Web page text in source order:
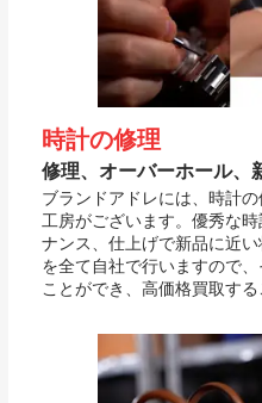
時計の修理
修理、オーバーホール、
ブランドアドレには、時計
工房がございます。優秀な
ナンス、仕上げで新品に近
を全て自社で行いますので
ことができ、高価格買取す